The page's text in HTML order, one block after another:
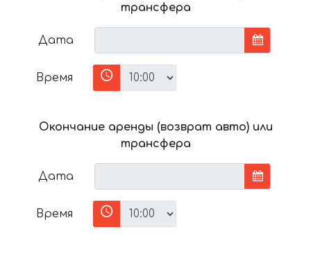
трансфера
Дата
Время
Окончание аренды (возврат авто) или
трансфера
Дата
Время